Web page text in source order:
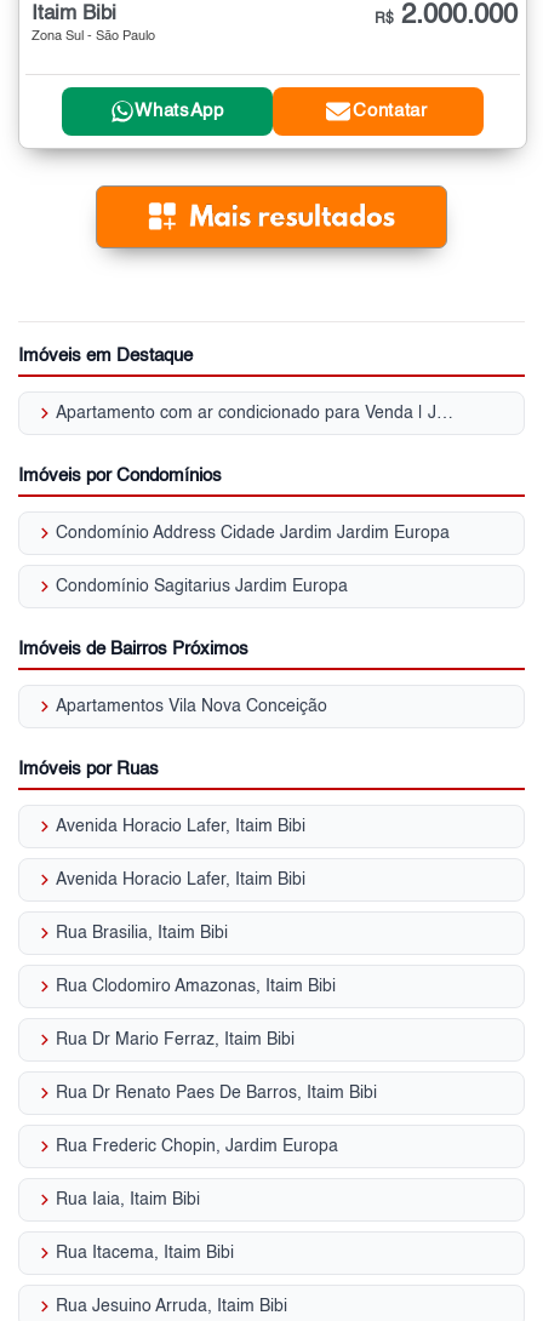
Itaim Bibi
Zona Sul - São Paulo
R$ 2.000.000
WhatsApp Contatar
Imóveis em Destaque
keyboard_arrow_right Apartamento com ar condicionado para Venda | Jardim Europa
Imóveis por Condomínios
keyboard_arrow_right Condomínio Address Cidade Jardim Jardim Europa
keyboard_arrow_right Condomínio Sagitarius Jardim Europa
Imóveis de Bairros Próximos
keyboard_arrow_right Apartamentos Vila Nova Conceição
Imóveis por Ruas
keyboard_arrow_right Avenida Horacio Lafer, Itaim Bibi
keyboard_arrow_right Avenida Horacio Lafer, Itaim Bibi
keyboard_arrow_right Rua Brasilia, Itaim Bibi
keyboard_arrow_right Rua Clodomiro Amazonas, Itaim Bibi
keyboard_arrow_right Rua Dr Mario Ferraz, Itaim Bibi
keyboard_arrow_right Rua Dr Renato Paes De Barros, Itaim Bibi
keyboard_arrow_right Rua Frederic Chopin, Jardim Europa
keyboard_arrow_right Rua Iaia, Itaim Bibi
keyboard_arrow_right Rua Itacema, Itaim Bibi
keyboard_arrow_right Rua Jesuino Arruda, Itaim Bibi